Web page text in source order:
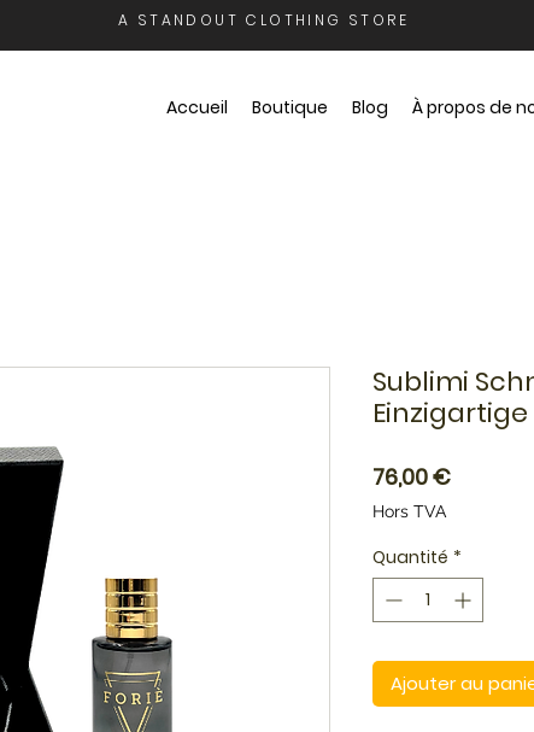
A STANDOUT CLOTHING STORE
Accueil Boutique Blog À propos de
Sublimi
Einzigartige
76,00 €Prix
Hors TVA
Quantité *
Ajouter au